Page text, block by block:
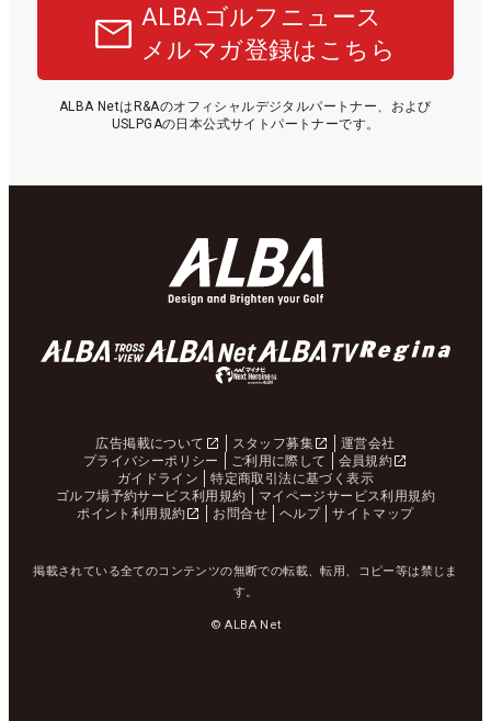
ALBAゴルフニュース
メルマガ登録はこちら
ALBA NetはR&Aのオフィシャルデジタルパートナー、および
USLPGAの日本公式サイトパートナーです。
広告掲載について スタッフ募集
運営会社
プライバシーポリシー
ご利用に際して
会員規約
ガイドライン
特定商取引法に基づく表示
ゴルフ場予約サービス利用規約
マイページサービス利用規約
ポイント利用規約
お問合せ ヘルプ サイトマップ
掲載されている全てのコンテンツの無断での転載、転用、コピー等は禁じま
す。
© ALBA Net